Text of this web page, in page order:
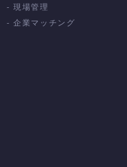
- 現場管理
- 企業マッチング